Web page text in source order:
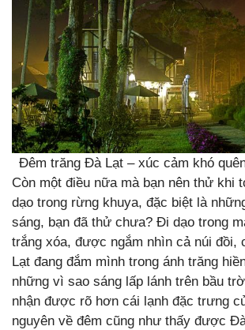
Đêm trăng Đà Lạt – xúc cảm khó
Còn một điều nữa mà bạn nên thử khi
dạo trong rừng khuya, đặc biệt là
sáng, bạn đã thử chưa? Đi dạo trong
trắng xóa, được ngắm nhìn cả núi đồi,
Lạt đang đắm mình trong ánh trăng
những vì sao sáng lấp lánh trên bầu
nhận được rõ hơn cái lạnh đặc trưng
nguyên về đêm cũng như thấy được